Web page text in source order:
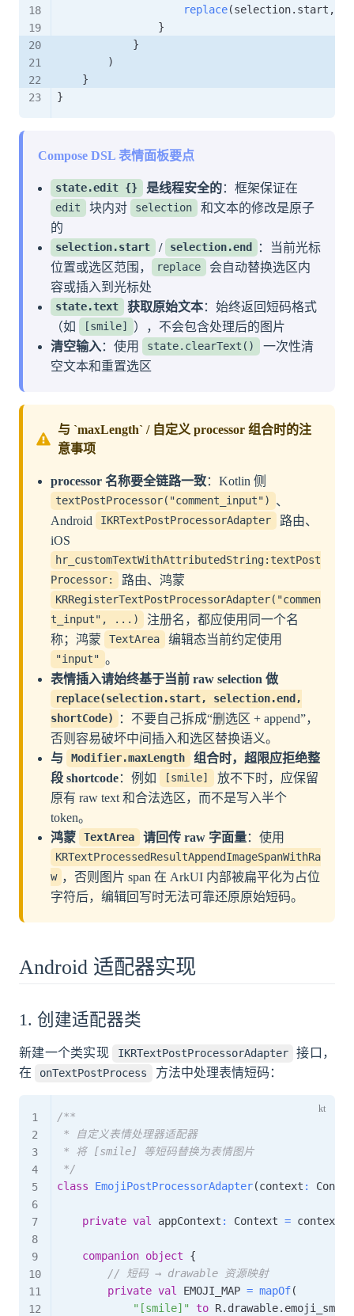
replace(selection. start ,
}
}
)
}
}
Compose DSL 表情面板要点
state.edit {} 是线程安全的：框架保证在
edit 块内对 selection
和文本的修改是原子
的
selection.start / selection.end
：当前光标
位置或选区范围，
replace
会自动替换选区内
容或插入到光标处
state.text 获取原始文本：始终返回短码格式
（如
[smile]
），不会包含处理后的图片
清空输入：使用 state.clearText()
一次性清
空文本和重置选区
与 `maxLength` / 自定义 processor 组合时的注
意事项
processor 名称要全链路一致：Kotlin 侧
textPostProcessor("comment_input")
、
Android
IKRTextPostProcessorAdapter
路由、
iOS
hr_customTextWithAttributedString:textPost
Processor:
路由、鸿蒙
KRRegisterTextPostProcessorAdapter("commen
t_input", ...)
注册名，都应使用同一个名
称；鸿蒙
TextArea 编辑态当前约定使用
"input" 。
表情插入请始终基于当前 raw selection 做
replace(selection.start, selection.end,
shortCode)
：不要自己拆成“删选区 + append”，
否则容易破坏中间插入和选区替换语义。
与
Modifier.maxLength
组合时，超限应拒绝整
段 shortcode：例如 [smile]
放不下时，应保留
原有 raw text 和合法选区，而不是写入半个
token。
鸿蒙
TextArea 请回传 raw 字面量：使用
KRTextProcessedResultAppendImageSpanWithRa
w ，否则图片 span 在 ArkUI 内部被扁平化为占位
字符后，编辑回写时无法可靠还原原始短码。
Android 适配器实现
1. 创建适配器类
新建一个类实现 IKRTextPostProcessorAdapter
接口，
在
onTextPostProcess 方法中处理表情短码：
/**
* 自定义表情处理器适配器
* 将 [smile] 等短码替换为表情图片
*/
class
EmojiPostProcessorAdapter(context :
private val appContext : Context = context
companion object
{
// 短码 → drawable 资源映射
private val EMOJI_MAP = mapOf(
"[smile]"
to R. drawable. emoji_smile